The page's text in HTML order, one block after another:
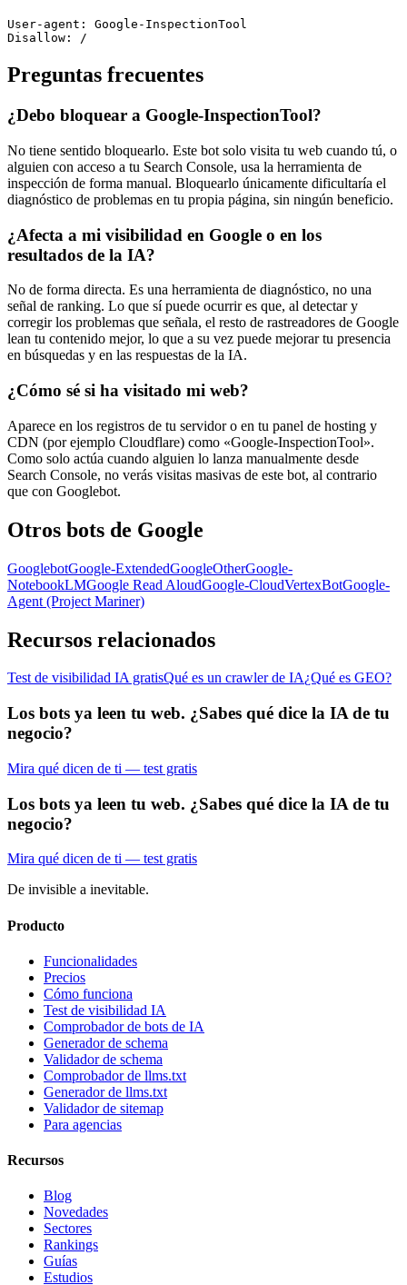
User-agent: Google-InspectionTool
Disallow: /
Preguntas frecuentes
¿Debo bloquear a Google-InspectionTool?
No tiene sentido bloquearlo. Este bot solo visita tu web cuando tú, o
alguien con acceso a tu Search Console, usa la herramienta de
inspección de forma manual. Bloquearlo únicamente dificultaría el
diagnóstico de problemas en tu propia página, sin ningún beneficio.
¿Afecta a mi visibilidad en Google o en los
resultados de la IA?
No de forma directa. Es una herramienta de diagnóstico, no una
señal de ranking. Lo que sí puede ocurrir es que, al detectar y
corregir los problemas que señala, el resto de rastreadores de Google
lean tu contenido mejor, lo que a su vez puede mejorar tu presencia
en búsquedas y en las respuestas de la IA.
¿Cómo sé si ha visitado mi web?
Aparece en los registros de tu servidor o en tu panel de hosting y
CDN (por ejemplo Cloudflare) como «Google-InspectionTool».
Como solo actúa cuando alguien lo lanza manualmente desde
Search Console, no verás visitas masivas de este bot, al contrario
que con Googlebot.
Otros bots de Google
GooglebotGoogle-ExtendedGoogleOtherGoogle-
NotebookLMGoogle Read AloudGoogle-CloudVertexBotGoogle-
Agent (Project Mariner)
Recursos relacionados
Test de visibilidad IA gratisQué es un crawler de IA¿Qué es GEO?
Los bots ya leen tu web. ¿Sabes qué dice la IA de tu
negocio?
Mira qué dicen de ti — test gratis
Los bots ya leen tu web. ¿Sabes qué dice la IA de tu
negocio?
Mira qué dicen de ti — test gratis
De invisible a inevitable.
Producto
Funcionalidades
Precios
Cómo funciona
Test de visibilidad IA
Comprobador de bots de IA
Generador de schema
Validador de schema
Comprobador de llms.txt
Generador de llms.txt
Validador de sitemap
Para agencias
Recursos
Blog
Novedades
Sectores
Rankings
Guías
Estudios